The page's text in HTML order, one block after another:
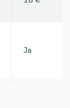
Ja